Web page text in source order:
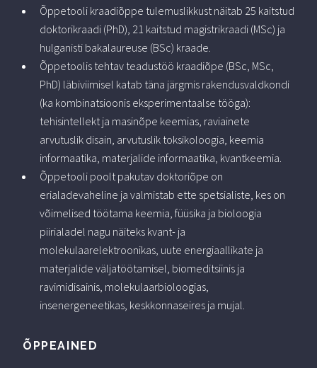
Õppetooli kraadiõppe tulemuslikkust näitab 25 kaitstud
doktorikraadi (PhD), 21 kaitstud magistrikraadi (MSc) ja
hulganisti bakalaureuse (BSc) kraade.
Õppetoolis tehtav teadustöö kraadiõpe (BSc, MSc,
PhD) läbiviimisel katab täna järgmis rakendusvaldkondi
(ka kombinatsioonis eksperimentaalse tööga):
tehisintellekt ja masinõpe keemias, raviainete
arvutuslik disain, arvutuslik toksikoloogia, keemia
informaatika, materjalide informaatika, kvantkeemia.
Õppetooli poolt pakutav doktoriõpe on
erialadevaheline ja valmistab ette spetsialiste, kes on
võimelised töötama keemia, füüsika ja bioloogia
piirialadel nagu näiteks kvant- ja
molekulaarelektroonikas, uute energiaallikate ja
materjalide väljatöötamisel, biomeditsiinis ja
ravimidisainis, molekulaarbioloogias,
insenergeneetikas, keskkonnaseires ja mujal.
ÕPPEAINED